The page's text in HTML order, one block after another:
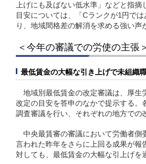
上げにも及ばない低水準」などと指
目安については、「Cランクが1円で
り、地域間格差の解消を求める強い
＜今年の審議での労使の主張
最低賃金の大幅な引き上げで未組織
地域別最低賃金の改定審議は、厚
改定の目安を答申のなかで提示する
調査審議を行い、それぞれの地方で
中央最賃審の審議において労働者
言われた昨年をさらに上回る成果が
対しても、最低賃金の大幅な引上げ